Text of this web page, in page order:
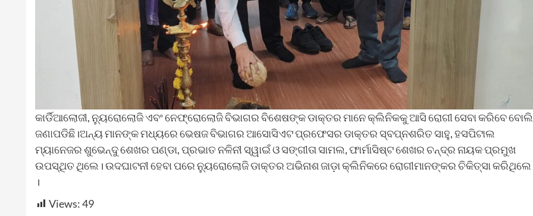
କାର୍ଡିଆଲୋଜୀ, ନ୍ୟୁରୋଲୋଜି ଏବଂ ନେଫ୍ରୋଲୋଜି ବିଭାଗର ବିଶେଷଙ୍କ ଡାକ୍ତର ମାନେ କ୍ଲିନିକକୁ ଆସି ରୋଗୀ ସେବା କରିବେ ବୋଲି
ଜଣାପଡିଛି।ଅନ୍ୟ ମାନଙ୍କ ମଧ୍ୟରେ ଭେଷଜ ବିଭାଗର ଆସୋସିଏଟ ପ୍ରଫେସର ଡାକ୍ତର ସ୍ବପ୍ନଶରିତ ସାହୁ, ହସପିଟାଲ
ମ୍ୟାନେଜର ଶୁଭେନ୍ଦୁ ଶେଖର ପଣ୍ଡା, ପ୍ରଭାତ ନଳିନୀ ସ୍ୱାଇଁ ଓ ସଙ୍ଗୀତା ସାମଲ, ଫାର୍ମାସିଷ୍ଟ ଶେଖର ଚନ୍ଦ୍ର ନାୟକ ପ୍ରମୁଖ
ଉପସ୍ଥିତ ଥିଲେ। ଉଦଘାଟନୀ ହେବା ପରେ ନ୍ୟୁରୋଲୋଜି ଡାକ୍ତର ଅଭିନାଶ ଜାଡ଼ା କ୍ଲିନିକରେ ରୋଗୀମାନଙ୍କର ଚିକିତ୍ସା କରିଥିଲେ
।
Views:49